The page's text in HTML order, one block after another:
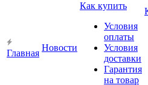
Главная
Новости
Как купить
Условия
оплаты
Условия
доставки
Гарантия
на товар